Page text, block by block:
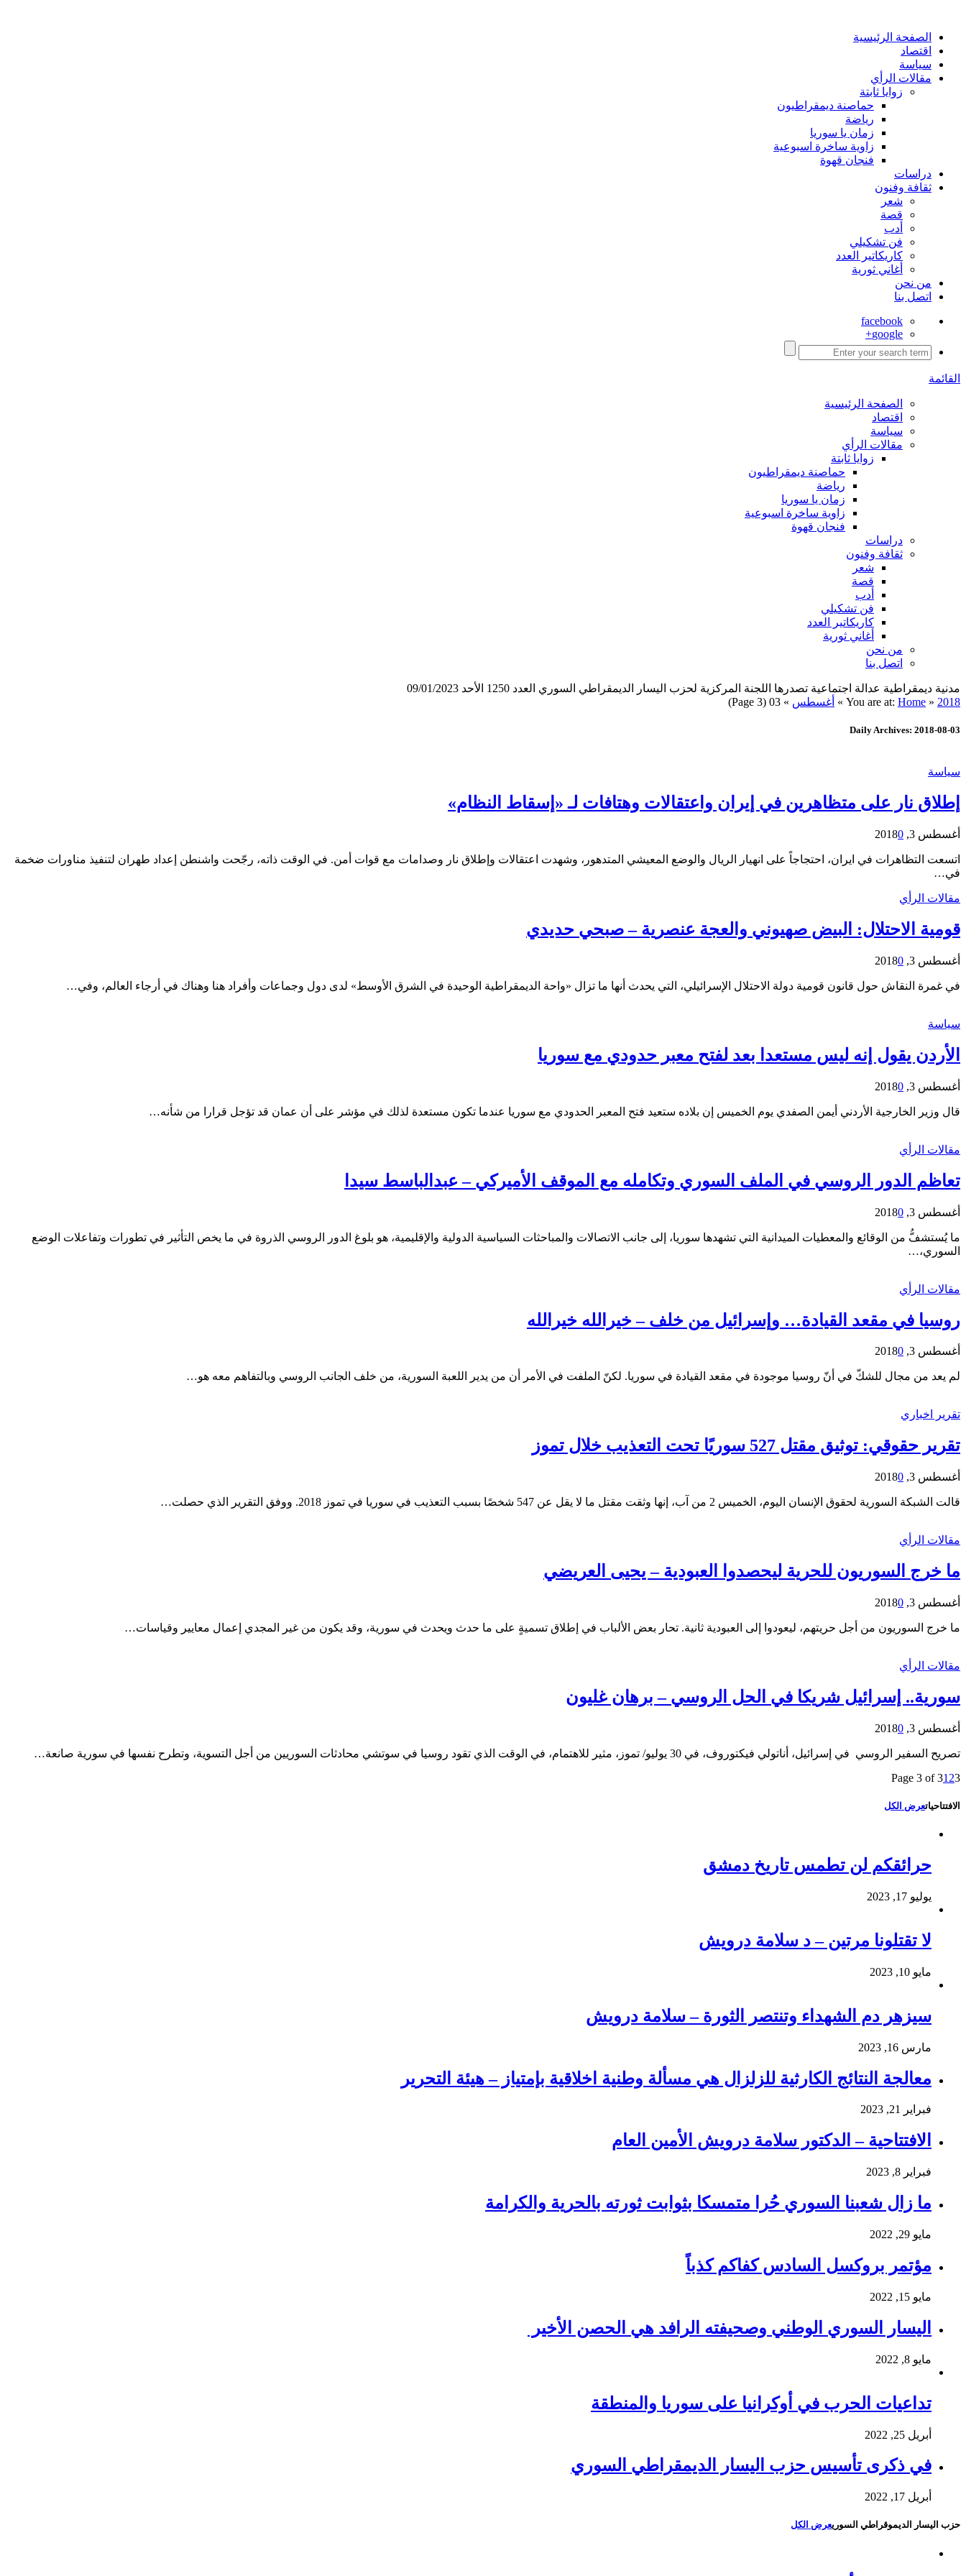
الصفحة الرئيسية
اقتصاد
سياسة
مقالات الرأي
زوايا ثابتة
حماصنة ديمقراطيون
رياضة
زمان يا سوريا
زاوية ساخرة اسبوعية
فنجان قهوة
دراسات
ثقافة وفنون
شعر
قصة
أدب
فن تشكيلي
كاريكاتير العدد
أغاني ثورية
من نحن
اتصل بنا
facebook
google+
القائمة
الصفحة الرئيسية
اقتصاد
سياسة
مقالات الرأي
زوايا ثابتة
حماصنة ديمقراطيون
رياضة
زمان يا سوريا
زاوية ساخرة اسبوعية
فنجان قهوة
دراسات
ثقافة وفنون
شعر
قصة
أدب
فن تشكيلي
كاريكاتير العدد
أغاني ثورية
من نحن
اتصل بنا
مدنية ديمقراطية عدالة اجتماعية تصدرها اللجنة المركزية لحزب اليسار الديمقراطي السوري العدد 1250 الأحد 09/01/2023
You are at: Home » 2018
» أغسطس »
03
(Page 3)
Daily Archives: 2018-08-03
سياسة
إطلاق نار على متظاهرين في إيران واعتقالات وهتافات لـ «إسقاط النظام»
أغسطس 3, 2018 0
اتسعت التظاهرات في ايران، احتجاجاً على انهيار الريال والوضع المعيشي المتدهور، وشهدت اعتقالات وإطلاق نار وصدامات مع قوات أمن. في الوقت ذاته، رجّحت واشنطن إعداد طهران لتنفيذ مناورات ضخمة
في…
مقالات الرأي
قومية الاحتلال: البيض صهيوني والعجة عنصرية – صبحي حديدي
أغسطس 3, 2018 0
في غمرة النقاش حول قانون قومية دولة الاحتلال الإسرائيلي، التي يحدث أنها ما تزال «واحة الديمقراطية الوحيدة في الشرق الأوسط» لدى دول وجماعات وأفراد هنا وهناك في أرجاء العالم، وفي…
سياسة
الأردن يقول إنه ليس مستعدا بعد لفتح معبر حدودي مع سوريا
أغسطس 3, 2018 0
قال وزير الخارجية الأردني أيمن الصفدي يوم الخميس إن بلاده ستعيد فتح المعبر الحدودي مع سوريا عندما تكون مستعدة لذلك في مؤشر على أن عمان قد تؤجل قرارا من شأنه…
مقالات الرأي
تعاظم الدور الروسي في الملف السوري وتكامله مع الموقف الأميركي – عبدالباسط سيدا
أغسطس 3, 2018 0
ما يُستشفُّ من الوقائع والمعطيات الميدانية التي تشهدها سوريا، إلى جانب الاتصالات والمباحثات السياسية الدولية والإقليمية، هو بلوغ الدور الروسي الذروة في ما يخص التأثير في تطورات وتفاعلات الوضع
السوري،…
مقالات الرأي
روسيا في مقعد القيادة… وإسرائيل من خلف – خيرالله خيرالله
أغسطس 3, 2018 0
لم يعد من مجال للشكّ في أنّ روسيا موجودة في مقعد القيادة في سوريا. لكنّ الملفت في الأمر أن من يدير اللعبة السورية، من خلف الجانب الروسي وبالتفاهم معه هو…
تقرير اخباري
تقرير حقوقي: توثيق مقتل 527 سوريًا تحت التعذيب خلال تموز
أغسطس 3, 2018 0
قالت الشبكة السورية لحقوق الإنسان اليوم، الخميس 2 من آب، إنها وثقت مقتل ما لا يقل عن 547 شخصًا بسبب التعذيب في سوريا في تموز 2018. ووفق التقرير الذي حصلت…
مقالات الرأي
ما خرج السوريون للحرية ليحصدوا العبودية – يحيى العريضي
أغسطس 3, 2018 0
ما خرج السوريون من أجل حريتهم، ليعودوا إلى العبودية ثانية. تحار بعض الألباب في إطلاق تسميةٍ على ما حدث ويحدث في سورية، وقد يكون من غير المجدي إعمال معايير وقياسات…
مقالات الرأي
سورية.. إسرائيل شريكا في الحل الروسي – برهان غليون
أغسطس 3, 2018 0
تصريح السفير الروسي في إسرائيل، أناتولي فيكتوروف، في 30 يوليو/ تموز، مثير للاهتمام، في الوقت الذي تقود روسيا في سوتشي محادثات السوريين من أجل التسوية، وتطرح نفسها في سورية صانعة…
Page 3 of 31 23
الافتتاحياتعرض الكل
حرائقكم لن تطمس تاريخ دمشق
يوليو 17, 2023
لا تقتلونا مرتين – د سلامة درويش
مايو 10, 2023
سيزهر دم الشهداء وتنتصر الثورة – سلامة درويش
مارس 16, 2023
معالجة النتائج الكارثية للزلزال هي مسألة وطنية اخلاقية بإمتياز – هيئة التحرير
فبراير 21, 2023
الافتتاحية – الدكتور سلامة درويش الأمين العام
فبراير 8, 2023
ما زال شعبنا السوري حُرا متمسكا بثوابت ثورته بالحرية والكرامة
مايو 29, 2022
مؤتمر بروكسل السادس كفاكم كذباً
مايو 15, 2022
اليسار السوري الوطني وصحيفته الرافد هي الحصن الأخير
مايو 8, 2022
تداعيات الحرب في أوكرانيا على سوريا والمنطقة
أبريل 25, 2022
في ذكرى تأسيس حزب اليسار الديمقراطي السوري
أبريل 17, 2022
حزب اليسار الديموقراطي السوريعرض الكل